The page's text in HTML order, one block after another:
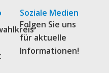
Soziale Medien
Folgen Sie uns
für aktuelle
Informationen!